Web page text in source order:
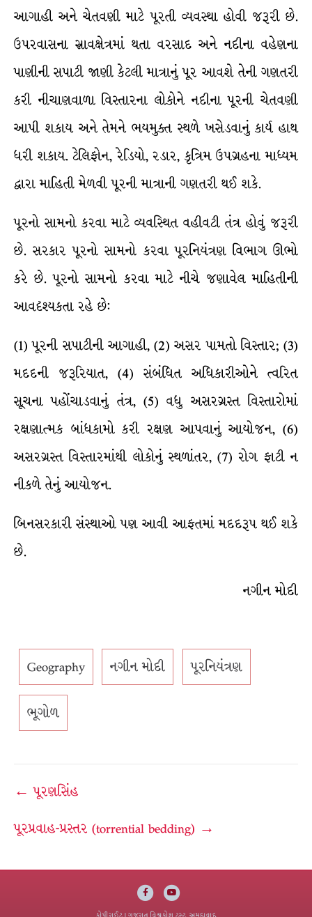
આગાહી અને ચેતવણી માટે પૂરતી વ્યવસ્થા હોવી જરૂરી છે.
ઉપરવાસના સ્રાવક્ષેત્રમાં થતા વરસાદ અને નદીના વહેણના
પાણીની સપાટી જાણી કેટલી માત્રાનું પૂર આવશે તેની ગણતરી
કરી નીચાણવાળા વિસ્તારના લોકોને નદીના પૂરની ચેતવણી
આપી શકાય અને તેમને ભયમુક્ત સ્થળે ખસેડવાનું કાર્ય હાથ
ધરી શકાય. ટેલિફોન, રેડિયો, રડાર, કૃત્રિમ ઉપગ્રહના માધ્યમ
દ્વારા માહિતી મેળવી પૂરની માત્રાની ગણતરી થઈ શકે.
પૂરનો સામનો કરવા માટે વ્યવસ્થિત વહીવટી તંત્ર હોવું જરૂરી
છે. સરકાર પૂરનો સામનો કરવા પૂરનિયંત્રણ વિભાગ ઊભો
કરે છે. પૂરનો સામનો કરવા માટે નીચે જણાવેલ માહિતીની
આવદૃશ્યકતા રહે છે:
(1) પૂરની સપાટીની આગાહી, (2) અસર પામતો વિસ્તાર; (3)
મદદની જરૂરિયાત, (4) સંબંધિત અધિકારીઓને ત્વરિત
સૂચના પહોંચાડવાનું તંત્ર, (5) વધુ અસરગ્રસ્ત વિસ્તારોમાં
રક્ષણાત્મક બાંધકામો કરી રક્ષણ આપવાનું આયોજન, (6)
અસરગ્રસ્ત વિસ્તારમાંથી લોકોનું સ્થળાંતર, (7) રોગ ફાટી ન
નીકળે તેનું આયોજન.
બિનસરકારી સંસ્થાઓ પણ આવી આફતમાં મદદરૂપ થઈ શકે
છે.
નગીન મોદી
Geography નગીન મોદી પૂરનિયંત્રણ
ભૂગોળ
Post
navigation
← પૂરણસિંહ
પૂરપ્રવાહ-પ્રસ્તર (torrential bedding) →
FacebookYoutube